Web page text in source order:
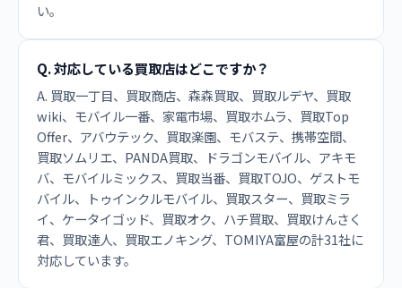
い。
Q. 対応している買取店はどこですか？
A. 買取一丁目、買取商店、森森買取、買取ルデヤ、買取
wiki、モバイル一番、家電市場、買取ホムラ、買取Top
Offer、アバウテック、買取楽園、モバステ、携帯空間、
買取ソムリエ、PANDA買取、ドラゴンモバイル、アキモ
バ、モバイルミックス、買取当番、買取TOJO、ゲストモ
バイル、トゥインクルモバイル、買取スター、買取ミラ
イ、ケータイゴッド、買取オク、ハチ買取、買取けんさく
君、買取達人、買取エノキング、TOMIYA富屋の計31社に
対応しています。